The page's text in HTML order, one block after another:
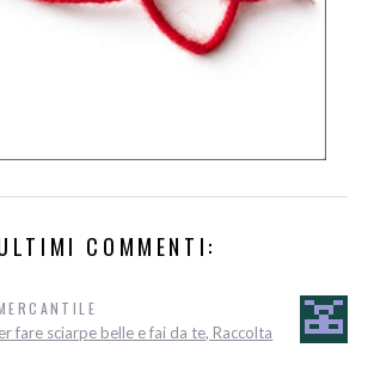
COMMENTI:
fare sciarpe belle e fai da te, Raccolta